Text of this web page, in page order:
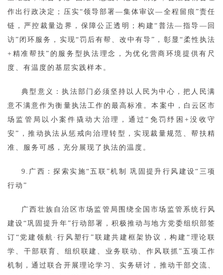
作出行政决定；压实“领导部署—集体审议—全程留痕”责任
链，严控裁量边界，保障公正透明；构建“普法—指导—回
访”闭环服务，实现“罚后有帮、改中有导”，彰显“柔性执法
+精准帮扶”的服务型执法理念，为优化营商环境提供有尺
度、有温度的基层实践样本。
典型意义：执法部门必须坚持以人民为中心，把人民满
意不满意作为衡量执法工作的最高标准。本案中，白云区市
场监管局以小案件撬动大治理，通过“免罚纾困+没收守
安”，推动执法从惩戒向治理转型，实现裁量规范、帮扶精
准、服务可感，充分展现了执法的温度。
9.广西：探索实施“五联”机制 巩固提升行风建设“三项
行动”
广西壮族自治区市场监管局围绕全国市场监管系统行风
建设“巩固提升年”行动部署，积极推动与地方党委组织部签
订“党建领航·行风塑行”联建共建框架协议，构建“理论联
学、干部联育、组织联建、业务联动、作风联抓”五项工作
机制，通过联合开展理论学习、实务研讨，推动干部交流、